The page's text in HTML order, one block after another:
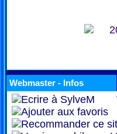
Webmaster - Infos